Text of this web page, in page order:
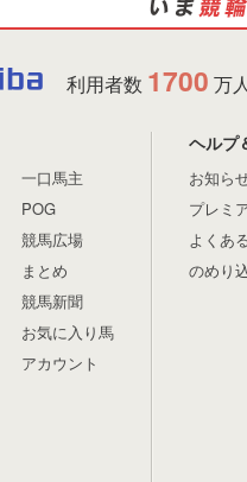
利用者数 1700 万
一口馬主
POG
競馬広場
まとめ
競馬新聞
お気に入り馬
アカウント
ヘルプ
お知ら
プレミ
よくあ
のめり